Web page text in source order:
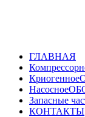
ГЛАВНАЯ
Криогенное
Насосное
Запасные
КОНТАКТЫ